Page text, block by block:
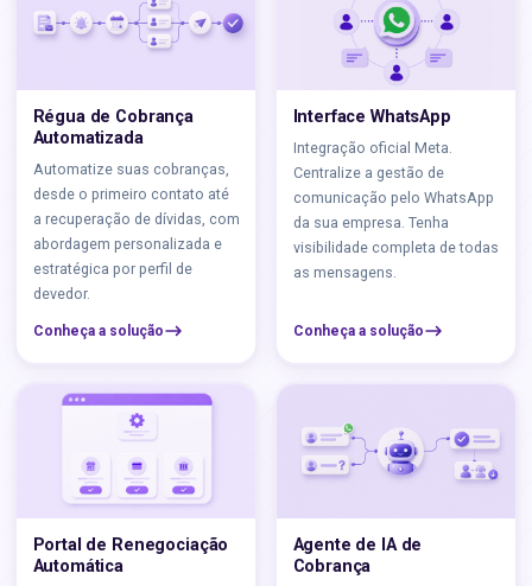
Régua de Cobrança
Automatizada
Automatize suas cobranças,
desde o primeiro contato até
a recuperação de dívidas, com
abordagem personalizada e
estratégica por perfil de
devedor.
Conheça a solução
Interface WhatsApp
Integração oficial Meta.
Centralize a gestão de
comunicação pelo WhatsApp
da sua empresa. Tenha
visibilidade completa de todas
as mensagens.
Conheça a solução
Portal de Renegociação
Automática
Agente de IA de
Cobrança